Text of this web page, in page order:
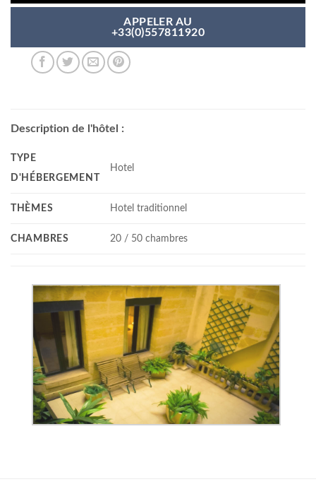
APPELER AU
+33(0)557811920
Description de l'hôtel :
TYPE
D'HÉBERGEMENT
Hotel
THÈMES Hotel traditionnel
CHAMBRES 20 / 50 chambres